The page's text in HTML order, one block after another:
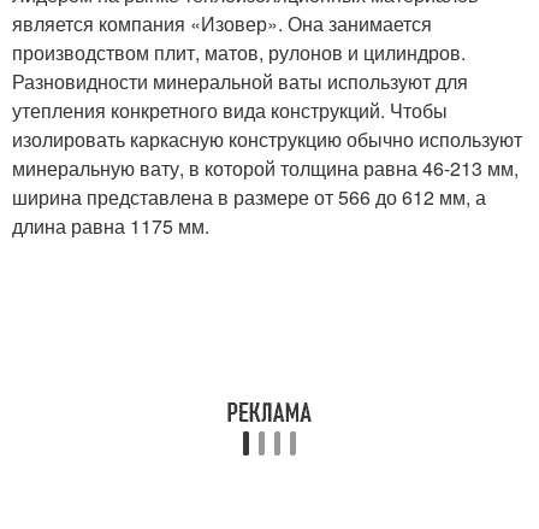
является компания «Изовер». Она занимается
производством плит, матов, рулонов и цилиндров.
Разновидности минеральной ваты используют для
утепления конкретного вида конструкций. Чтобы
изолировать каркасную конструкцию обычно используют
минеральную вату, в которой толщина равна 46-213 мм,
ширина представлена в размере от 566 до 612 мм, а
длина равна 1175 мм.